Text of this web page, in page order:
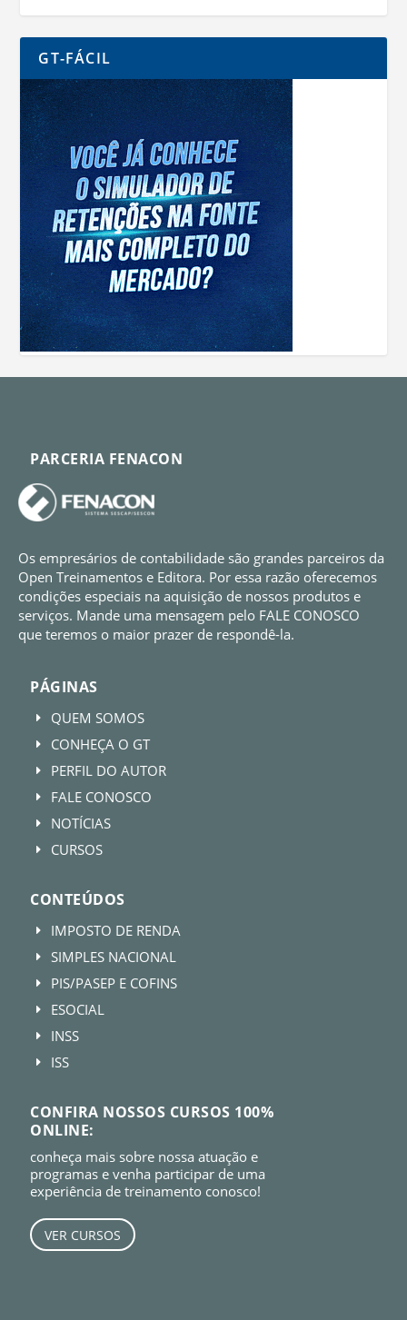
GT-FÁCIL
PARCERIA FENACON
Os empresários de contabilidade são grandes parceiros da
Open Treinamentos e Editora. Por essa razão oferecemos
condições especiais na aquisição de nossos produtos e
serviços. Mande uma mensagem pelo FALE CONOSCO
que teremos o maior prazer de respondê-la.
PÁGINAS
E QUEM SOMOS
E CONHEÇA O GT
E PERFIL DO AUTOR
E FALE CONOSCO
E NOTÍCIAS
E CURSOS
CONTEÚDOS
E IMPOSTO DE RENDA
E SIMPLES NACIONAL
E PIS/PASEP E COFINS
E ESOCIAL
E INSS
E ISS
CONFIRA NOSSOS CURSOS 100%
ONLINE:
conheça mais sobre nossa atuação e
programas e venha participar de uma
experiência de treinamento conosco!
VER CURSOS